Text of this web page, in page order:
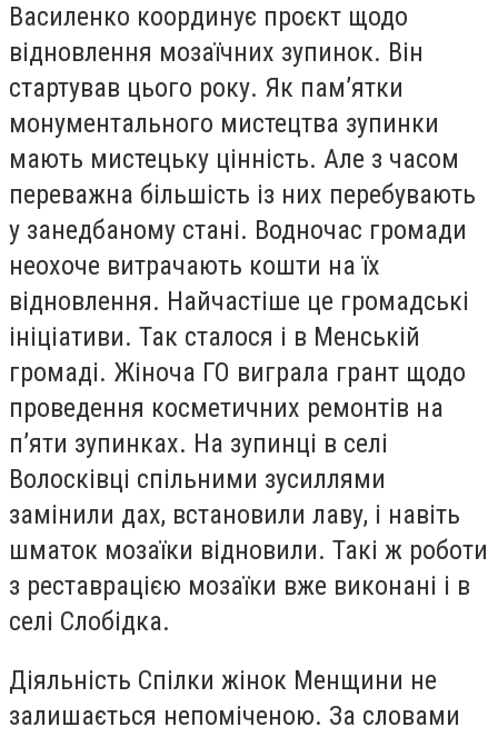
Василенко координує проєкт щодо
відновлення мозаїчних зупинок. Він
стартував цього року. Як памʼятки
монументального мистецтва зупинки
мають мистецьку цінність. Але з часом
переважна більшість із них перебувають
у занедбаному стані. Водночас громади
неохоче витрачають кошти на їх
відновлення. Найчастіше це громадські
ініціативи. Так сталося і в Менській
громаді. Жіноча ГО виграла грант щодо
проведення косметичних ремонтів на
пʼяти зупинках. На зупинці в селі
Волосківці спільними зусиллями
замінили дах, встановили лаву, і навіть
шматок мозаїки відновили. Такі ж роботи
з реставрацією мозаїки вже виконані і в
селі Слобідка.
Діяльність Спілки жінок Менщини не
залишається непоміченою. За словами